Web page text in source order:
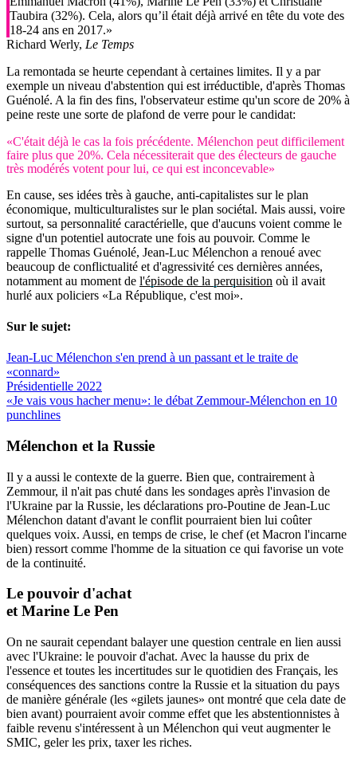
Taubira (32%). Cela, alors qu’il était déjà arrivé en tête du vote des
18-24 ans en 2017.»
Richard Werly, Le Temps
La remontada se heurte cependant à certaines limites. Il y a par
exemple un niveau d'abstention qui est irréductible, d'après Thomas
Guénolé. A la fin des fins, l'observateur estime qu'un score de 20% à
peine reste une sorte de plafond de verre pour le candidat:
«C'était déjà le cas la fois précédente. Mélenchon peut difficilement
faire plus que 20%. Cela nécessiterait que des électeurs de gauche
très modérés votent pour lui, ce qui est inconcevable»
En cause, ses idées très à gauche, anti-capitalistes sur le plan
économique, multiculturalistes sur le plan sociétal. Mais aussi, voire
surtout, sa personnalité caractérielle, que d'aucuns voient comme le
signe d'un potentiel autocrate une fois au pouvoir. Comme le
rappelle Thomas Guénolé, Jean-Luc Mélenchon a renoué avec
beaucoup de conflictualité et d'agressivité ces dernières années,
notamment au moment de l'épisode de la perquisition où il avait
hurlé aux policiers «La République, c'est moi».
Sur le sujet:
Jean-Luc Mélenchon s'en prend à un passant et le traite de
«connard»
Présidentielle 2022
«Je vais vous hacher menu»: le débat Zemmour-Mélenchon en 10
punchlines
Mélenchon et la Russie
Il y a aussi le contexte de la guerre. Bien que, contrairement à
Zemmour, il n'ait pas chuté dans les sondages après l'invasion de
l'Ukraine par la Russie, les déclarations pro-Poutine de Jean-Luc
Mélenchon datant d'avant le conflit pourraient bien lui coûter
quelques voix. Aussi, en temps de crise, le chef (et Macron l'incarne
bien) ressort comme l'homme de la situation ce qui favorise un vote
de la continuité.
Le pouvoir d'achat
etMarine Le Pen
On ne saurait cependant balayer une question centrale en lien aussi
avec l'Ukraine: le pouvoir d'achat. Avec la hausse du prix de
l'essence et toutes les incertitudes sur le quotidien des Français, les
conséquences des sanctions contre la Russie et la situation du pays
de manière générale (les «gilets jaunes» ont montré que cela date de
bien avant) pourraient avoir comme effet que les abstentionnistes à
faible revenu s'intéressent à un Mélenchon qui veut augmenter le
SMIC, geler les prix, taxer les riches.